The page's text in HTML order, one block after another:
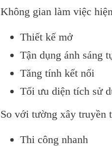
Không gian làm việc
Thiết kế mở
Tận dụng ánh sáng
Tăng tính kết nối
Tối ưu diện tích sử
So với tường xây truyền
Thi công nhanh